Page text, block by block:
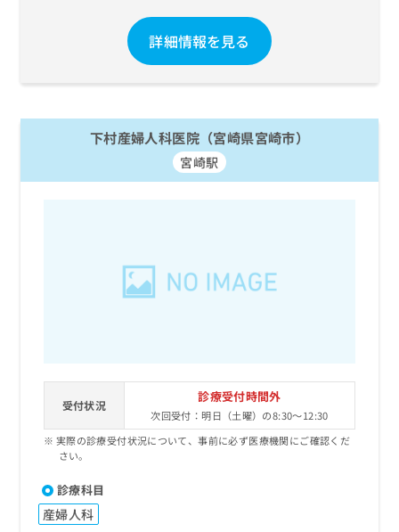
詳細情報を見る
下村産婦人科医院（宮崎県宮崎市）
宮崎駅
受付状況
診療受付時間外
次回受付：明日（土曜）の8:30～12:30
実際の診療受付状況について、事前に必ず医療機関にご確認くだ
さい。
診療科目
産婦人科